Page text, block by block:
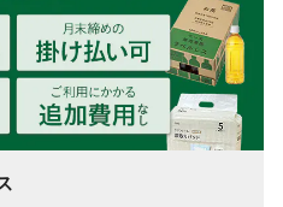
ミで 切らず、そのまま使用して
●本製品は水にとけない のでト
ないでください。●本製品を誤っ
だり、中身が眼に入った場合
獣医師に相談して ください。